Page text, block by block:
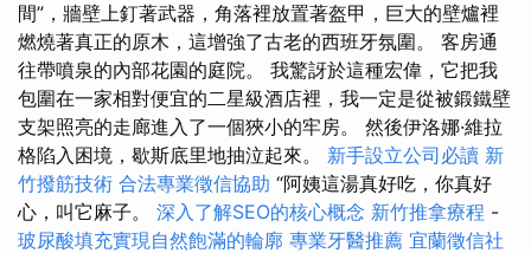
間”，牆壁上釘著武器，角落裡放置著盔甲，巨大的壁爐裡
燃燒著真正的原木，這增強了古老的西班牙氛圍。 客房通
往帶噴泉的內部花園的庭院。 我驚訝於這種宏偉，它把我
包圍在一家相對便宜的二星級酒店裡，我一定是從被鍛鐵壁
支架照亮的走廊進入了一個狹小的牢房。 然後伊洛娜·維拉
格陷入困境，歇斯底里地抽泣起來。 新手設立公司必讀 新
竹撥筋技術 合法專業徵信協助 “阿姨這湯真好吃，你真好
心，叫它麻子。 深入了解SEO的核心概念 新竹推拿療程 -
玻尿酸填充實現自然飽滿的輪廓 專業牙醫推薦 宜蘭徵信社